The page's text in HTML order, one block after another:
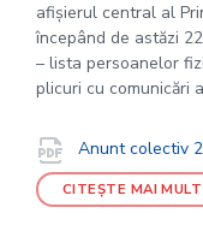
afișierul central al
începând de astăzi
– lista persoanelor
plicuri cu comunicări
Documente
Anunt colectiv
CITEȘTE MAI MULT